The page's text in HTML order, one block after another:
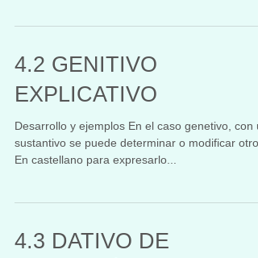
4.2 GENITIVO
EXPLICATIVO
Desarrollo y ejemplos En el caso genetivo, con
sustantivo se puede determinar o modificar otro.
En castellano para expresarlo...
4.3 DATIVO DE